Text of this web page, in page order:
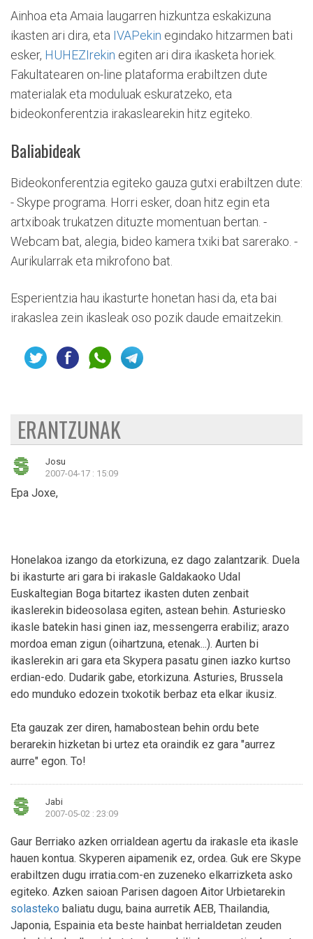
Ainhoa eta Amaia laugarren hizkuntza eskakizuna
ikasten ari dira, eta IVAPekin egindako hitzarmen bati
esker, HUHEZIrekin egiten ari dira ikasketa horiek.
Fakultatearen on-line plataforma erabiltzen dute
materialak eta moduluak eskuratzeko, eta
bideokonferentzia irakaslearekin hitz egiteko.
Baliabideak
Bideokonferentzia egiteko gauza gutxi erabiltzen dute:
- Skype programa. Horri esker, doan hitz egin eta
artxiboak trukatzen dituzte momentuan bertan. -
Webcam bat, alegia, bideo kamera txiki bat sarerako. -
Aurikularrak eta mikrofono bat.
Esperientzia hau ikasturte honetan hasi da, eta bai
irakaslea zein ikasleak oso pozik daude emaitzekin.
ERANTZUNAK
Josu
2007-04-17 : 15:09
Epa Joxe,
Honelakoa izango da etorkizuna, ez dago zalantzarik. Duela
bi ikasturte ari gara bi irakasle Galdakaoko Udal
Euskaltegian Boga bitartez ikasten duten zenbait
ikaslerekin bideosolasa egiten, astean behin. Asturiesko
ikasle batekin hasi ginen iaz, messengerra erabiliz; arazo
mordoa eman zigun (oihartzuna, etenak...). Aurten bi
ikaslerekin ari gara eta Skypera pasatu ginen iazko kurtso
erdian-edo. Dudarik gabe, etorkizuna. Asturies, Brussela
edo munduko edozein txokotik berbaz eta elkar ikusiz.
Eta gauzak zer diren, hamabostean behin ordu bete
berarekin hizketan bi urtez eta oraindik ez gara "aurrez
aurre" egon. To!
Jabi
2007-05-02 : 23:09
Gaur Berriako azken orrialdean agertu da irakasle eta ikasle
hauen kontua. Skyperen aipamenik ez, ordea. Guk ere Skype
erabiltzen dugu irratia.com-en zuzeneko elkarrizketa asko
egiteko. Azken saioan Parisen dagoen Aitor Urbietarekin
solasteko baliatu dugu, baina aurretik AEB, Thailandia,
Japonia, Espainia eta beste hainbat herrialdetan zeuden